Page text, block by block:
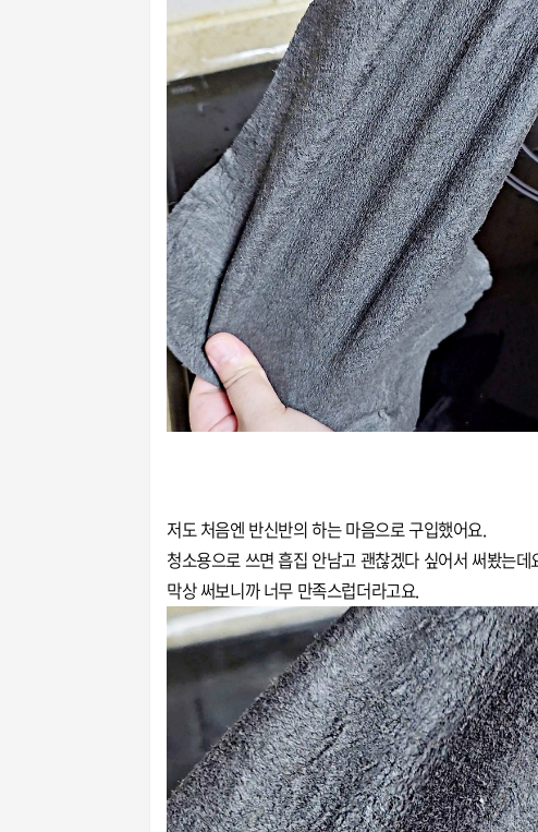
저도 처음엔 반신반의 하는 마음으로 구입했어요.
청소용으로 쓰면 흡집 안남고 괜찮겠다 싶어서 써봤는데
막상 써보니까 너무 만족스럽더라고요.